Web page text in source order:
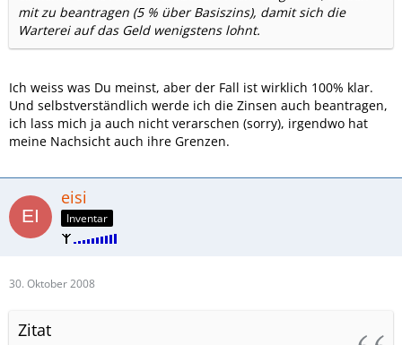
mit zu beantragen (5 % über Basiszins), damit sich die
Warterei auf das Geld wenigstens lohnt.
Ich weiss was Du meinst, aber der Fall ist wirklich 100% klar.
Und selbstverständlich werde ich die Zinsen auch beantragen,
ich lass mich ja auch nicht verarschen (sorry), irgendwo hat
meine Nachsicht auch ihre Grenzen.
eisi
Inventar
30. Oktober 2008
Zitat